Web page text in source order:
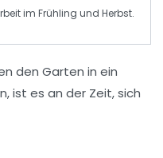
im Frühling und Herbst.
den Garten in ein
ist es an der Zeit, sich